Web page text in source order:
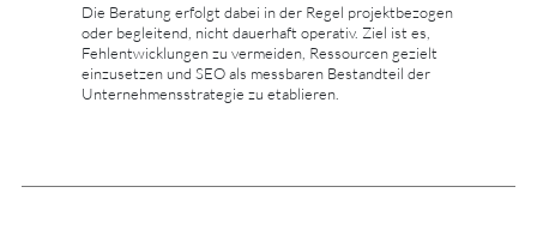
Die Beratung erfolgt dabei in der Regel projektbezogen
oder begleitend, nicht dauerhaft operativ. Ziel ist es,
Fehlentwicklungen zu vermeiden, Ressourcen gezielt
einzusetzen und SEO als messbaren Bestandteil der
Unternehmensstrategie zu etablieren.